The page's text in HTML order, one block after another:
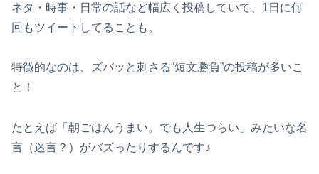
ネタ・時事・日常の話など幅広く投稿していて、1日に何
回もツイートしてることも。
特徴的なのは、ズバッと刺さる“短文勝負”の投稿が多いこ
と！
たとえば「朝ごはんうまい。でも人生つらい」みたいな名
言（迷言？）がバズったりするんです♪